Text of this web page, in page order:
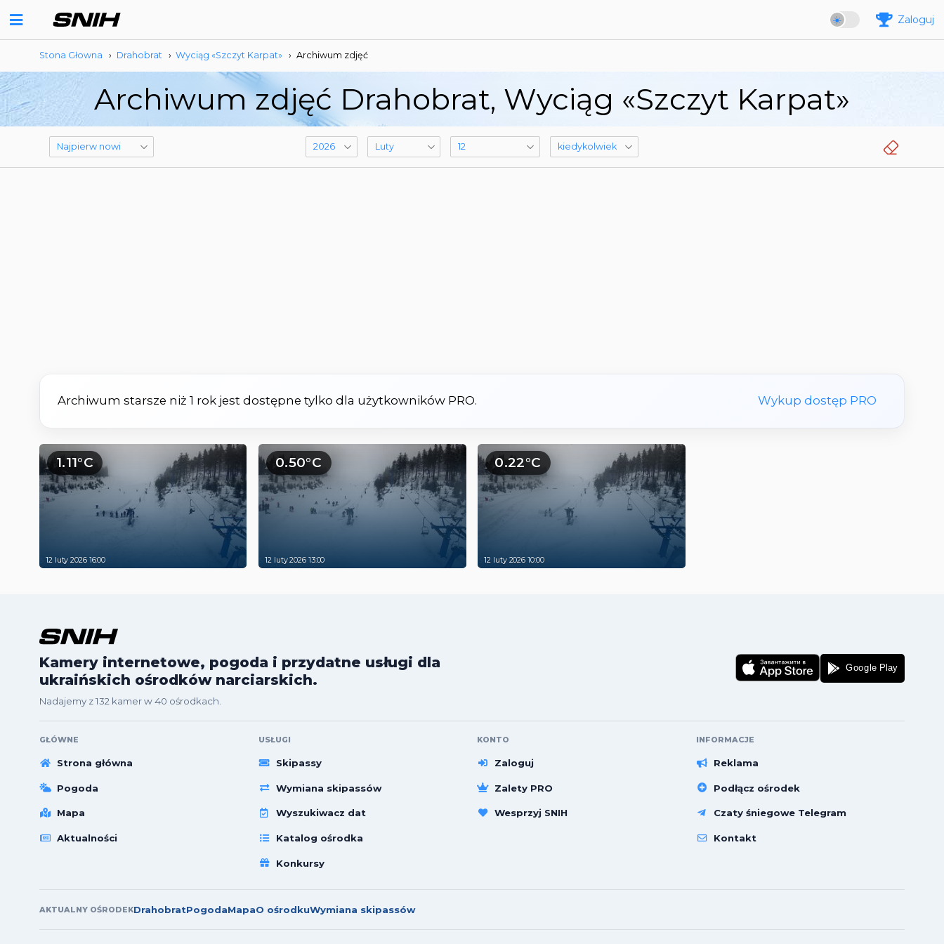
Zaloguj
Stona Głowna › Drahobrat › Wyciąg «Szczyt Karpat» › Archiwum zdjęć
Archiwum zdjęć Drahobrat, Wyciąg «Szczyt Karpat»
Archiwum starsze niż 1 rok jest dostępne tylko dla użytkowników PRO. Wykup dostęp PRO
1.11°C
12 luty 2026 16:00
0.50°C
12 luty 2026 13:00
0.22°C
12 luty 2026 10:00
Kamery internetowe, pogoda i przydatne usługi dla
ukraińskich ośrodków narciarskich.
Nadajemy z 132 kamer w 40 ośrodkach.
GŁÓWNE
Strona główna
Pogoda
Mapa
Aktualności
USŁUGI
Skipassy
Wymiana skipassów
Wyszukiwacz dat
Katalog ośrodka
Konkursy
KONTO
Zaloguj
Zalety PRO
Wesprzyj SNIH
INFORMACJE
Reklama
Podłącz ośrodek
Czaty śniegowe Telegram
Kontakt
AKTUALNY OŚRODEKDrahobratPogodaMapaO ośrodkuWymiana skipassów